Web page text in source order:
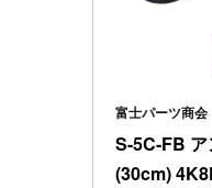
富士パーツ商会
S-5C-FB
(30cm)